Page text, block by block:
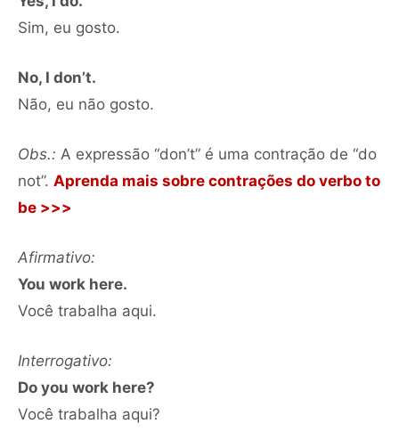
Sim, eu gosto.
No, I don’t.
Não, eu não gosto.
Obs.: A expressão “don’t” é uma contração de “do
not”. Aprenda mais sobre contrações do verbo to
be >>>
Afirmativo:
You work here.
Você trabalha aqui.
Interrogativo:
Do you work here?
Você trabalha aqui?